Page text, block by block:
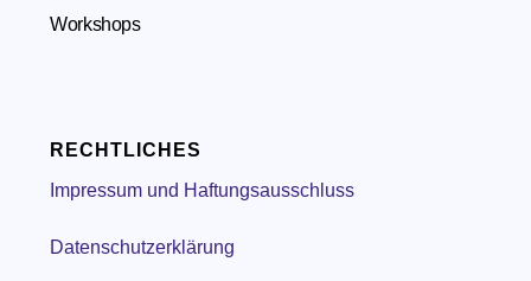
RECHTLICHES
Impressum und Haftungsausschluss
Datenschutzerklärung
Workshops